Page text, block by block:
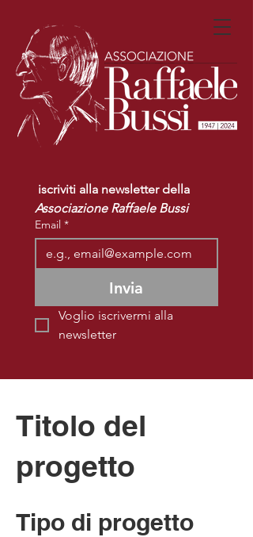
Associazione Raffaele Bussi
Email *
Invia
Voglio iscrivermi alla
newsletter
Titolo del
progetto
Tipo di progetto